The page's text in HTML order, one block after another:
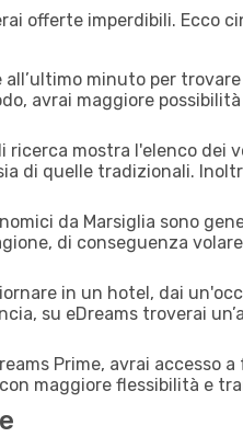
offerte imperdibili. Ecco
minuto per
avrai maggiore
mostra l'elenco dei
di quelle tradizionali.
da Marsiglia sono
di conseguenza
in un hotel, dai
su eDreams troverai
Prime, avrai accesso
maggiore flessibilità e